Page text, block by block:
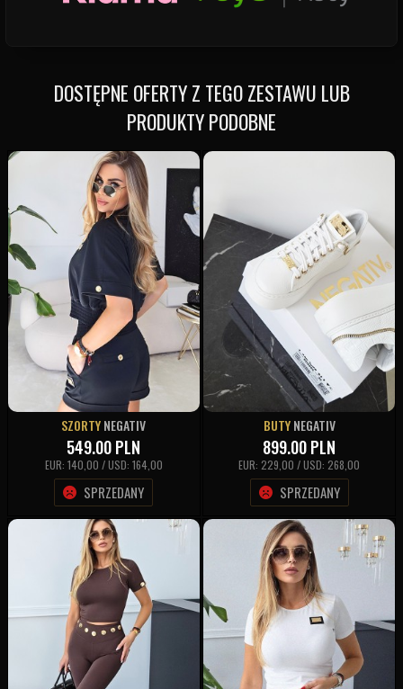
DOSTĘPNE OFERTY Z TEGO ZESTAWU LUB
PRODUKTY PODOBNE
SZORTYNEGATIV
549.00PLN
EUR: 140,00 / USD: 164,00
SPRZEDANY
BUTYNEGATIV
899.00PLN
EUR: 229,00 / USD: 268,00
SPRZEDANY